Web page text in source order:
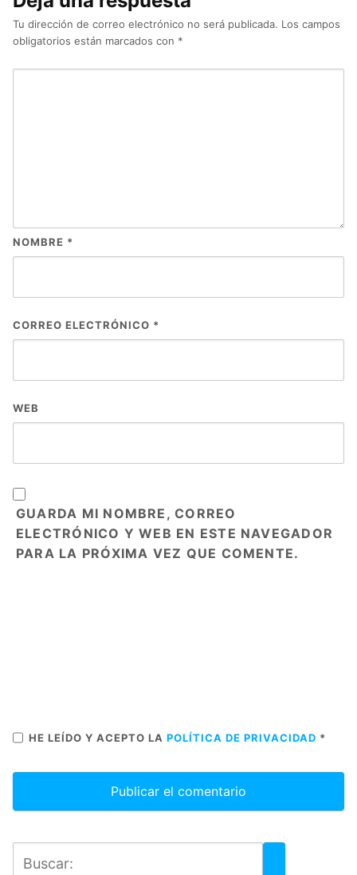
Tu dirección de correo electrónico no será publicada. Los campos
obligatorios están marcados con *
NOMBRE *
CORREO ELECTRÓNICO *
WEB
GUARDA MI NOMBRE, CORREO
ELECTRÓNICO Y WEB EN ESTE NAVEGADOR
PARA LA PRÓXIMA VEZ QUE COMENTE.
HE LEÍDO Y ACEPTO LA POLÍTICA DE PRIVACIDAD *